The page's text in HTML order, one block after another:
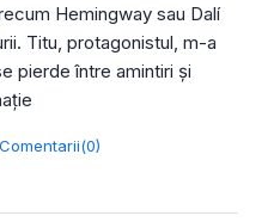
Hemingway sau Dalí
Titu, protagonistul, m-a
pierde între amintiri și
Comentarii(0)